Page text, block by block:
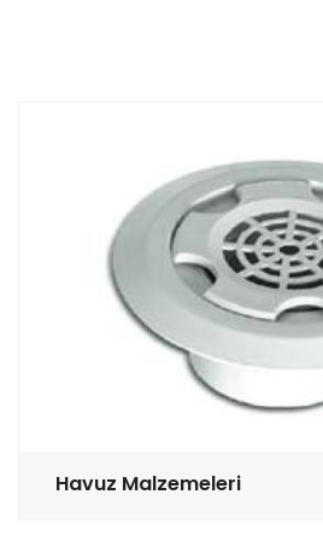
Havuz Malzemeleri